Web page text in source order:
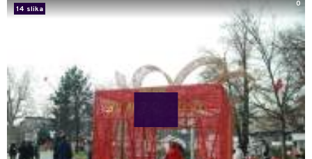
14 slika
0